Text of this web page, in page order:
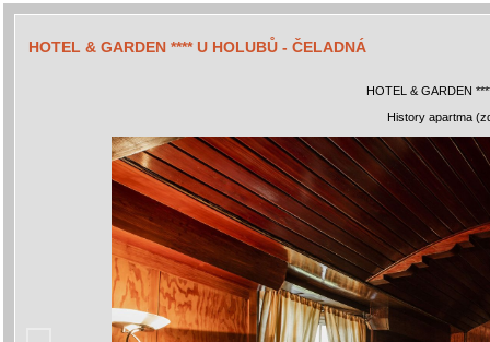
HOTEL & GARDEN **** U HOLUBŮ - ČELADNÁ
HOTEL & GARDEN
History apartma